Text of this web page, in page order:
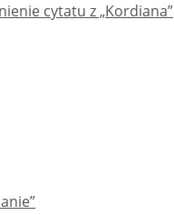
cytatu z „Kordiana”